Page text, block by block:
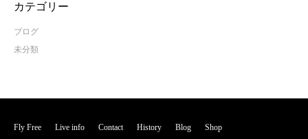
カテゴリー
ブログ
未分類
Fly Free Live info Contact History Blog Shop